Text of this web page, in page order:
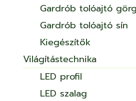
Gardrób tolóajtó
Gardrób tolóajtó sín
Kiegészítők
Világítástechnika
LED profil
LED szalag